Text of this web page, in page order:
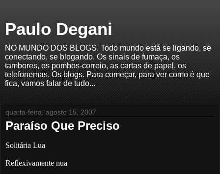
Paulo Degani
NO MUNDO DOS BLOGS. Todo mundo está se ligando, se
conectando, se blogando. Os sinais de fumaça, os
tambores, os pombos-correio, as cartas de papel, os
telefonemas. Os blogs. Para começar, para ver como é que
fica, vamos falar de tudo...
quarta-feira, agosto 15, 2007
Paraíso Que Preciso
Solitária Lua
Reflexivamente nua